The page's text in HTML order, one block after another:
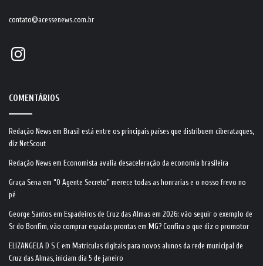
contato@acessenews.com.br
Instagram
COMENTÁRIOS
Redação News em Brasil está entre os principais países que distribuem ciberataques,
diz NetScout
Redação News em Economista avalia desaceleração da economia brasileira
Graça Sena em “O Agente Secreto” merece todas as honrarias e o nosso frevo no
pé
George Santos em Espadeiros de Cruz das Almas em 2026: vão seguir o exemplo de
Sr do Bonfim, vão comprar espadas prontas em MG? Confira o que diz o promotor
ELIZANGELA D S C em Matrículas digitais para novos alunos da rede municipal de
Cruz das Almas, iniciam dia 5 de janeiro